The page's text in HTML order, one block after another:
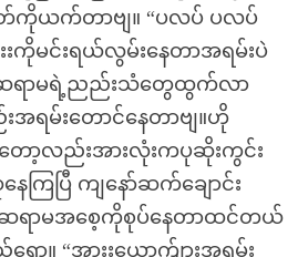
ကိုယက်တာဗျ။ “ပလပ် ပလပ်
းကိုမင်းရယ်လွမ်းနေတာအရမ်းပဲ
ရာမရဲ့ညည်းသံတွေထွက်လာ
ရမ်းတောင်နေတာဗျ။ဟို
ော့လည်းအားလုံးကပုဆိုးကွင်း
ေကြပြီ ကျနော်ဆက်ချောင်း
ာမအစေ့ကိုစုပ်နေတာထင်တယ်
ော။ “အားးယောက်ျားအရမ်း